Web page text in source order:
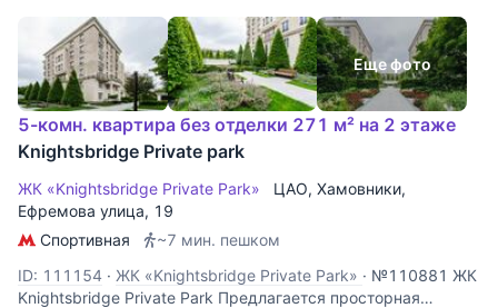
Еще фото
5-комн. квартира без отделки 271 м² на 2 этаже
Knightsbridge Private park
ЖК «Knightsbridge Private Park» ЦАО, Хамовники,
Ефремова улица, 19
Спортивная
~7 мин. пешком
ID: 111154 · ЖК «Knightsbridge Private Park» · №110881 ЖК
Knightsbridge Private Park Предлагается просторная